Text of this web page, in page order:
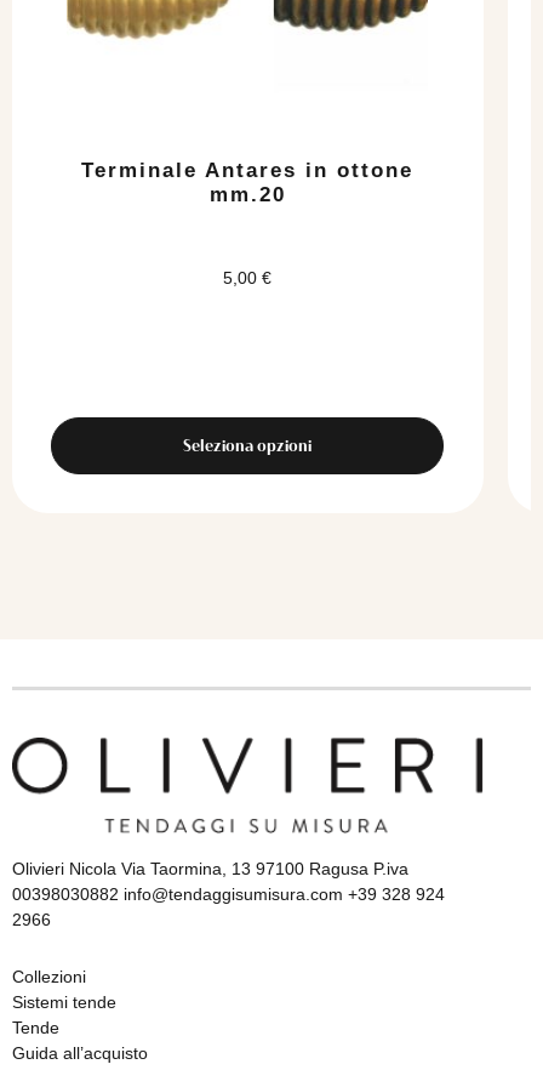
Terminale Antares in ottone
mm.20
5,00€
Seleziona opzioni
opzioni
possono
Olivieri Nicola Via Taormina, 13 97100 Ragusa P.iva
00398030882 info@tendaggisumisura.com +39 328 924
2966
Collezioni
Sistemi tende
Tende
Guida all’acquisto